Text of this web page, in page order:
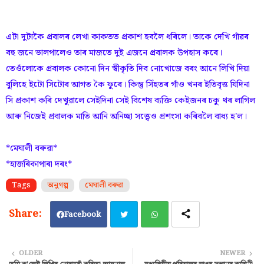
এটা দুটাকৈ প্ৰবালৰ লেখা কাকতত প্ৰকাশ হবলৈ ধৰিলে। তাকে দেখি গাঁৱৰ
বহু জনে ভালপালেও তাৰ মাজতে দুই এজনে প্ৰবালক উপহাস কৰে।
তেওঁলোকে প্রবালক কোনো দিন স্বীকৃতি দিব নোখোজে বৰং আনে লিখি দিয়া
বুলিহে ইটো সিটোৰ আগত কৈ ফুৰে। কিন্তু সিঁহতৰ গাঁও খনৰ ইতিবৃত্ত যিদিনা
সি প্ৰকাশ কৰি দেখুৱালে সেইদিনা সেই বিশেষ ব্যক্তি কেইজনৰ চকু থৰ লাগিল
আৰু নিজেই প্ৰবালক মাতি আনি অনিচ্ছা সত্ত্বেও প্ৰশংসা কৰিবলৈ বাধ্য হ'ল।
*মেঘালী বৰুৱা*
*হাজৰিকাপাৰা দৰং*
Tags অনুগল্প মেঘালী বৰুৱা
Facebook
NEWER
OLDER